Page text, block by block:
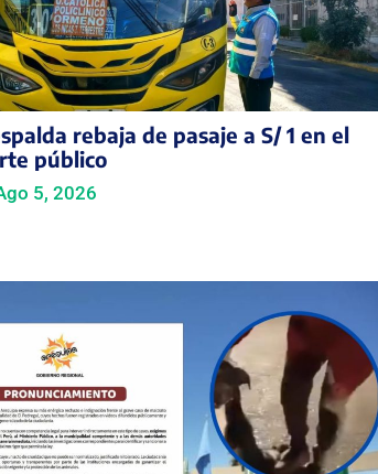
rebaja de pasaje a S/ 1 en el
público
5, 2026